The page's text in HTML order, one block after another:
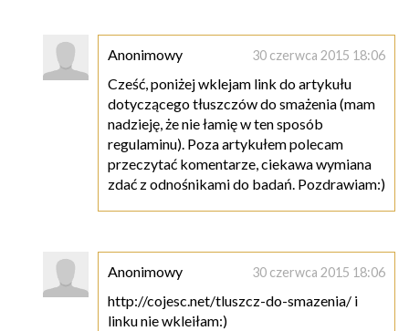
Anonimowy 30 czerwca 2015 18:06
Cześć, poniżej wklejam link do artykułu
dotyczącego tłuszczów do smażenia (mam
nadzieję, że nie łamię w ten sposób
regulaminu). Poza artykułem polecam
przeczytać komentarze, ciekawa wymiana
zdać z odnośnikami do badań. Pozdrawiam:)
Anonimowy 30 czerwca 2015 18:06
http://cojesc.net/tluszcz-do-smazenia/ i
linku nie wkleiłam:)